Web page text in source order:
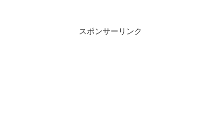
スポンサーリンク